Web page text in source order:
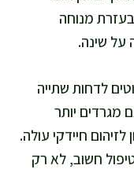
מנוחה
על שינה.
לדחות שתייה
מגרדים יותר
חיידקי עולה.
חשוב, לא רק